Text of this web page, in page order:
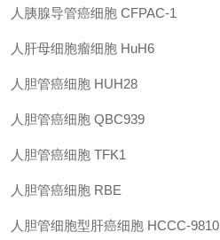
人胰腺导管癌细胞 CFPAC-1
人肝母细胞瘤细胞 HuH6
人胆管癌细胞 HUH28
人胆管癌细胞 QBC939
人胆管癌细胞 TFK1
人胆管癌细胞 RBE
人胆管细胞型肝癌细胞 HCCC-9810